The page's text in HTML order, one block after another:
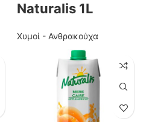
Naturalis 1L
Χυμοί - Ανθρακούχα